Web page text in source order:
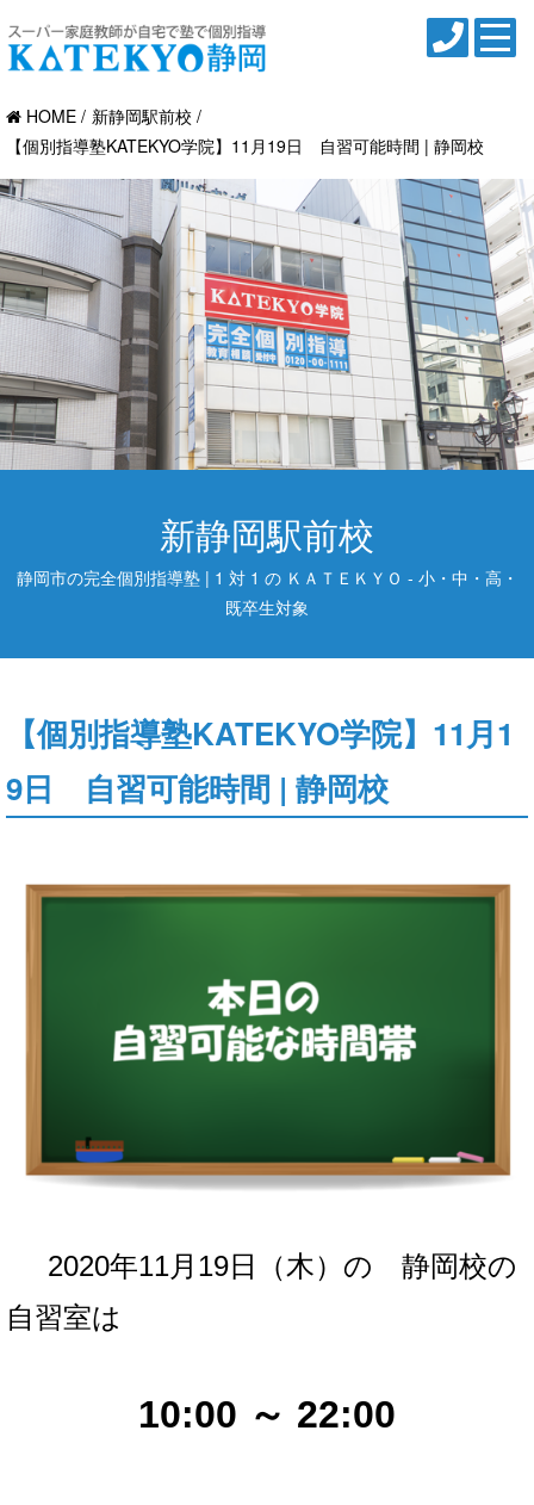
HOME
新静岡駅前校
【個別指導塾KATEKYO学院】11月19日 自習可能時間 | 静岡校
新静岡駅前校
静岡市の完全個別指導塾 | 1 対 1 の ＫＡＴＥＫＹＯ - 小・中・高・
既卒生対象
【個別指導塾KATEKYO学院】11月1
9日 自習可能時間 | 静岡校
2020年11月19日（木）の 静岡校の
自習室は
10:00 ～ 22:00